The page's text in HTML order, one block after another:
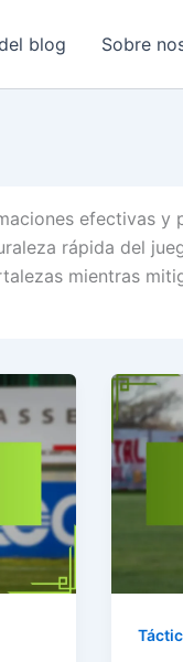
blog Sobre
efectivas y
rápida del
mientras